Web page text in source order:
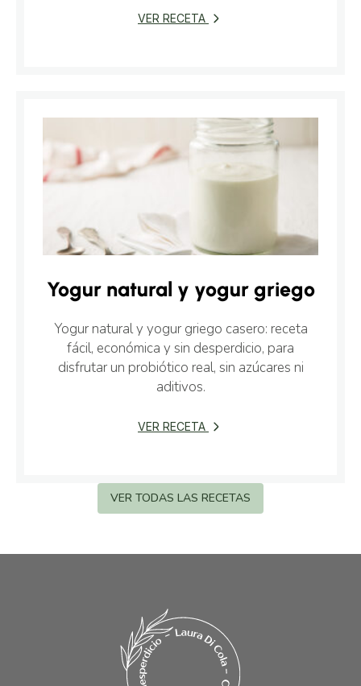
VER RECETA
Yogur natural y yogur griego
Yogur natural y yogur griego casero: receta
fácil, económica y sin desperdicio, para
disfrutar un probiótico real, sin azúcares ni
aditivos.
VER RECETA
VER TODAS LAS RECETAS